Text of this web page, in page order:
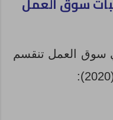
سوق العمل تنقسم